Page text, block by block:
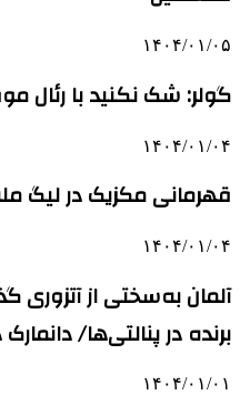
۱۴۰۴/۰۱/۰۵
گولر: شک نکنید با
۱۴۰۴/۰۱/۰۴
قهرمانی مکزیک در لیگ
۱۴۰۴/۰۱/۰۴
آلمان به‌سختی از آتزوری
برنده در پنالتی‌ها/
۱۴۰۴/۰۱/۰۱